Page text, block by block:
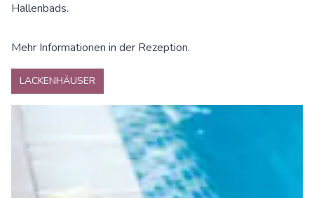
Hallenbads.
Mehr Informationen in der Rezeption.
LACKENHÄUSER